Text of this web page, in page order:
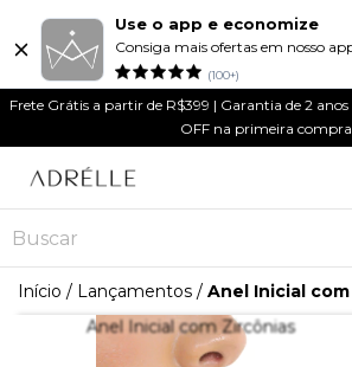
Use o app e economize
Consiga mais ofertas em nosso
(100+)
Frete Grátis a partir de R$399 | Garantia de 2 anos
OFF na primeira compra
Início / Lançamentos / Anel Inicial